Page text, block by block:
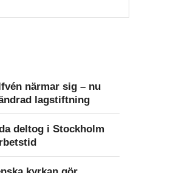
närmar sig – nu
lagstiftning
deltog i Stockholm